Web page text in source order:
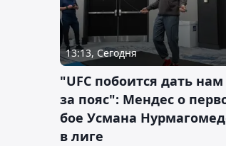
13:13, Сегодня
"UFC побоится дать
за пояс": Мендес о
бое Усмана
в лиге